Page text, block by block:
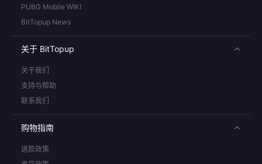
PUBG Mobile WIKI
BitTopup News
关于 BitTopup
关于我们
支持与帮助
联系我们
购物指南
退款政策